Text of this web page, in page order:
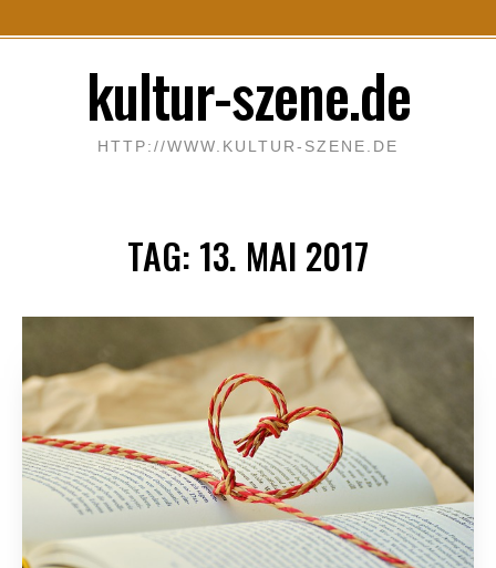
kultur-szene.de
HTTP://WWW.KULTUR-SZENE.DE
TAG: 13. MAI 2017